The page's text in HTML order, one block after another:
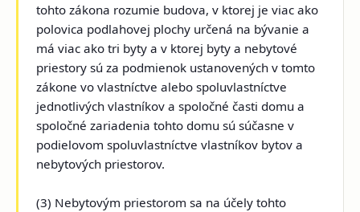
tohto zákona rozumie budova, v ktorej je viac ako
polovica podlahovej plochy určená na bývanie a
má viac ako tri byty a v ktorej byty a nebytové
priestory sú za podmienok ustanovených v tomto
zákone vo vlastníctve alebo spoluvlastníctve
jednotlivých vlastníkov a spoločné časti domu a
spoločné zariadenia tohto domu sú súčasne v
podielovom spoluvlastníctve vlastníkov bytov a
nebytových priestorov.
(3) Nebytovým priestorom sa na účely tohto